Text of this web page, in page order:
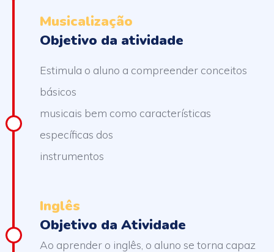
Musicalização
Objetivo da atividade
Estimula o aluno a compreender conceitos
básicos
musicais bem como características
específicas dos
instrumentos
Inglês
Objetivo da Atividade
Ao aprender o inglês, o aluno se torna capaz